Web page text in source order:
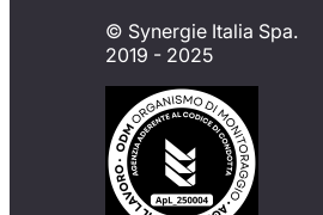
© Synergie Italia Spa.
2019 - 2025